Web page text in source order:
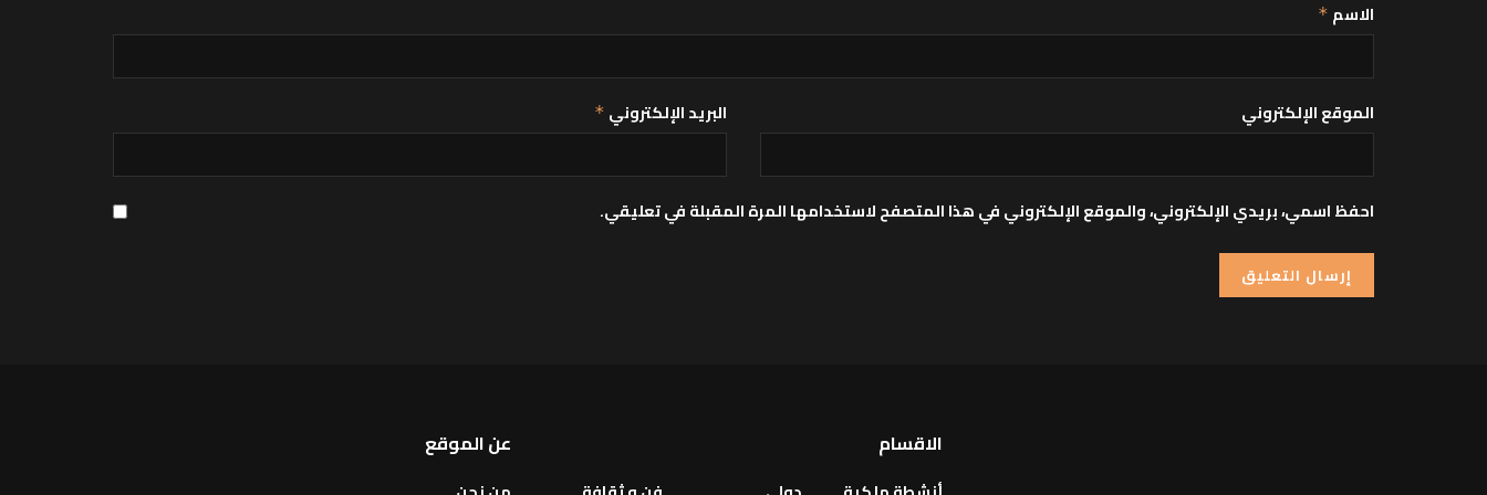
الاسم *
البريد الإلكتروني * الموقع الإلكتروني
احفظ اسمي، بريدي الإلكتروني، والموقع الإلكتروني في هذا المتصفح لاستخدامها المرة المقبلة في تعليقي.
الاقسام عن الموقع